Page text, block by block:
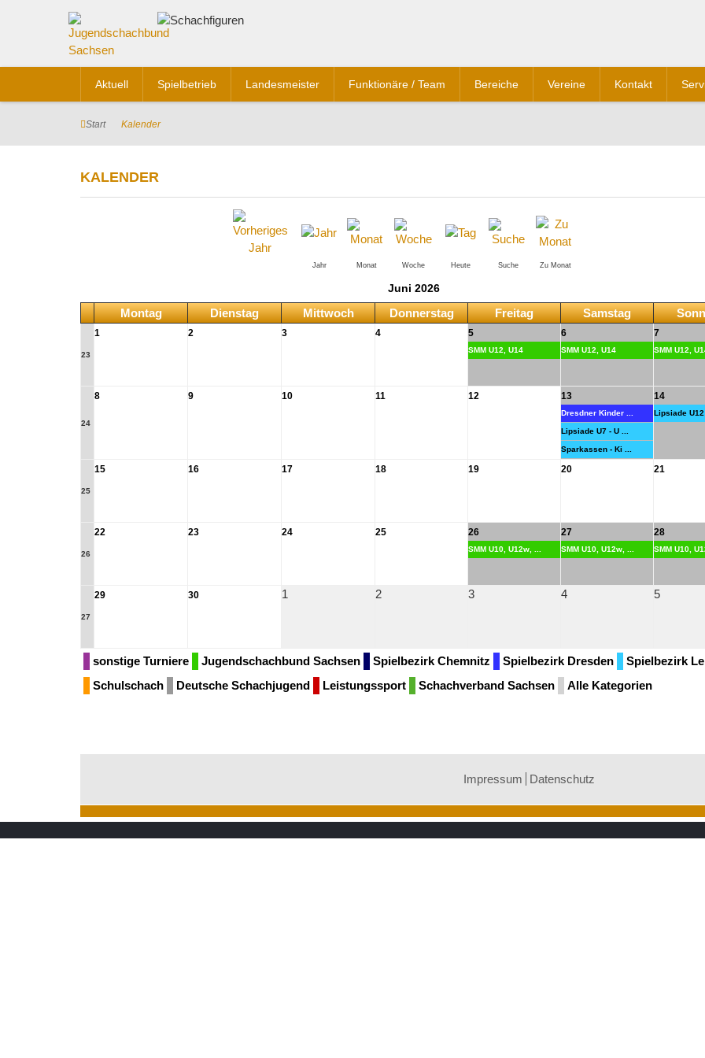
Aktuell Spielbetrieb Landesmeister Funktionäre / Team Bereiche Vereine Kontakt
Start Kalender
KALENDER
Jahr Monat Woche Heute Suche Zu Monat
Juni 2026
Montag Dienstag Mittwoch Donnerstag Freitag Samstag
23
1 2 3 4 5
SMM U12, U14
6
SMM U12, U14
7
SMM U12,
24
8 9 10 11 12 13
Dresdner Kinder ...
Lipsiade U7 - U ...
Sparkassen - Ki ...
14
Lipsiade U12
25
15 16 17 18 19 20 21
26
22 23 24 25 26
SMM U10, U12w, ...
27
SMM U10, U12w, ...
28
SMM U10,
27
29 30 1 2 3 4 5
sonstige Turniere Jugendschachbund Sachsen Spielbezirk Chemnitz Spielbezirk Dresden
Spielbezirk
Schulschach
Deutsche Schachjugend Leistungssport Schachverband Sachsen Alle Kategorien
Impressum Datenschutz